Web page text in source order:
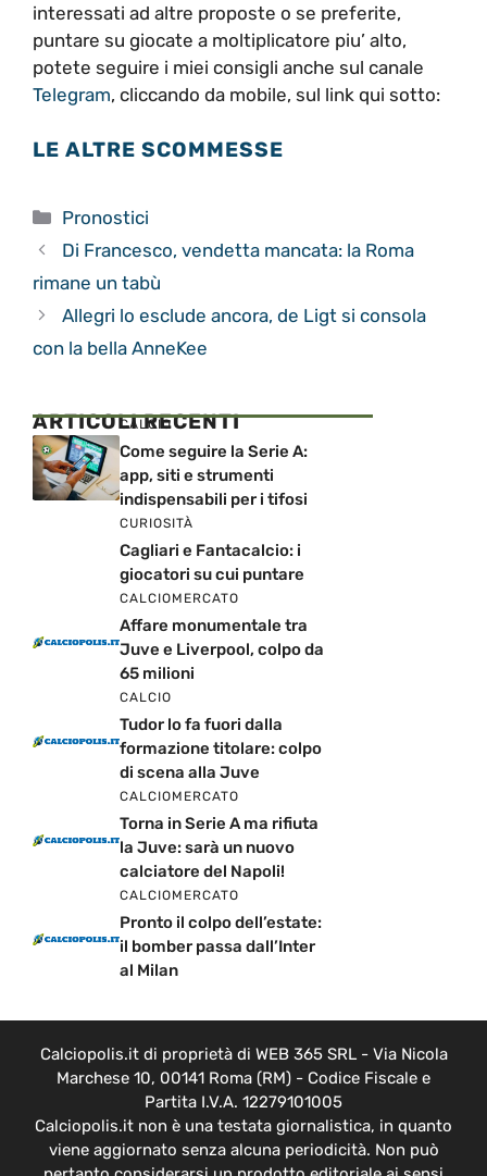
interessati ad altre proposte o se preferite,
puntare su giocate a moltiplicatore piu’ alto,
potete seguire i miei consigli anche sul canale
Telegram, cliccando da mobile, sul link qui sotto:
LE ALTRE SCOMMESSE
Categorie
Pronostici
Di Francesco, vendetta mancata: la Roma
rimane un tabù
Allegri lo esclude ancora, de Ligt si consola
con la bella AnneKee
ARTICOLI RECENTI
CALCIO
Come seguire la Serie A:
app, siti e strumenti
indispensabili per i tifosi
CURIOSITÀ
Cagliari e Fantacalcio: i
giocatori su cui puntare
CALCIOMERCATO
Affare monumentale tra
Juve e Liverpool, colpo da
65 milioni
CALCIO
Tudor lo fa fuori dalla
formazione titolare: colpo
di scena alla Juve
CALCIOMERCATO
Torna in Serie A ma rifiuta
la Juve: sarà un nuovo
calciatore del Napoli!
CALCIOMERCATO
Pronto il colpo dell’estate:
il bomber passa dall’Inter
al Milan
Calciopolis.it di proprietà di WEB 365 SRL - Via Nicola
Marchese 10, 00141 Roma (RM) - Codice Fiscale e
Partita I.V.A. 12279101005
Calciopolis.it non è una testata giornalistica, in quanto
viene aggiornato senza alcuna periodicità. Non può